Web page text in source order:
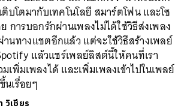
ติบโตมากับเทคโนโลยี สมาร์ตโฟน และโซ
การบอกรักผ่านเพลงไม่ได้ใช้วิธีส่งเพลง
นทางแชตอีกแล้ว แต่จะใช้วิธีสร้างเพลย์
แล้วแชร์เพลย์ลิสต์นี้ให้คนที่เรา
เพิ่มเพลงได้ และเพิ่มเพลงเข้าไปในเพลย์
เรื่อยๆ
วิเชียร